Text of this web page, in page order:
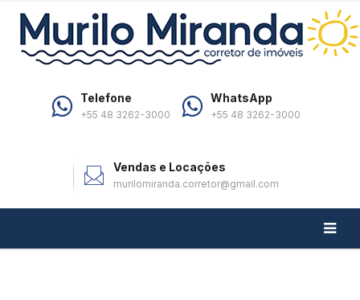
Telefone
+55 48 3262-3000
WhatsApp
+55 48 3262-3000
Vendas e Locações
murilomiranda.corretor@gmail.com